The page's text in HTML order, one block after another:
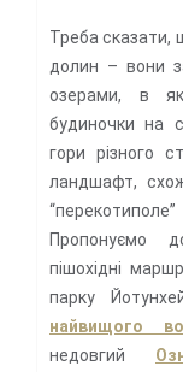
Треба сказати,
долин – вони
озерами, в
будиночки на
гори різного
ландшафт,
Пропонуємо
пішохідні
парку
найвищого
недовгий